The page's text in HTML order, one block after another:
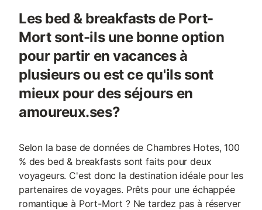
Les bed & breakfasts de Port-
Mort sont-ils une bonne option
pour partir en vacances à
plusieurs ou est ce qu'ils sont
mieux pour des séjours en
amoureux.ses?
Selon la base de données de Chambres Hotes, 100
% des bed & breakfasts sont faits pour deux
voyageurs. C'est donc la destination idéale pour les
partenaires de voyages. Prêts pour une échappée
romantique à Port-Mort ? Ne tardez pas à réserver